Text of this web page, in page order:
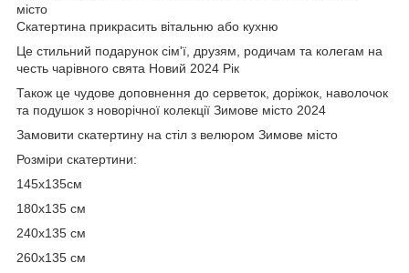
місто
Скатертина прикрасить вітальню або кухню
Це стильний подарунок сім'ї, друзям, родичам та колегам на
честь чарівного свята Новий 2024 Рік
Також це чудове доповнення до серветок, доріжок, наволочок
та подушок з новорічної колекції Зимове місто 2024
Замовити скатертину на стіл з велюром Зимове місто
Розміри скатертини:
145х135см
180х135 см
240х135 см
260х135 см